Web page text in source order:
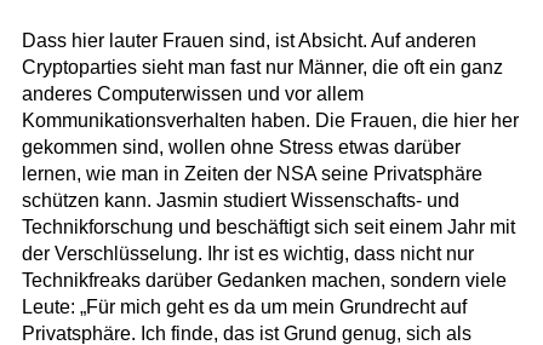
Dass hier lauter Frauen sind, ist Absicht. Auf anderen
Cryptoparties sieht man fast nur Männer, die oft ein ganz
anderes Computerwissen und vor allem
Kommunikationsverhalten haben. Die Frauen, die hier her
gekommen sind, wollen ohne Stress etwas darüber
lernen, wie man in Zeiten der NSA seine Privatsphäre
schützen kann. Jasmin studiert Wissenschafts- und
Technikforschung und beschäftigt sich seit einem Jahr mit
der Verschlüsselung. Ihr ist es wichtig, dass nicht nur
Technikfreaks darüber Gedanken machen, sondern viele
Leute: „Für mich geht es da um mein Grundrecht auf
Privatsphäre. Ich finde, das ist Grund genug, sich als